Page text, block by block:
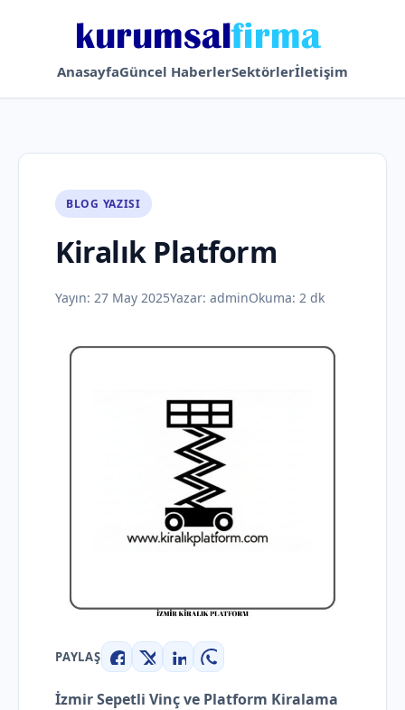
AnasayfaGüncel HaberlerSektörlerİletişim
BLOG YAZISI
Kiralık Platform
Yayın: 27 May 2025Yazar: adminOkuma: 2 dk
PAYLAŞ
Facebook
X LinkedInWhatsApp
İzmir Sepetli Vinç ve Platform Kiralama